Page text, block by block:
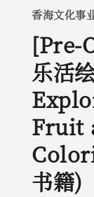
香海文化事
[Pre-
乐活
Fruit
书籍)